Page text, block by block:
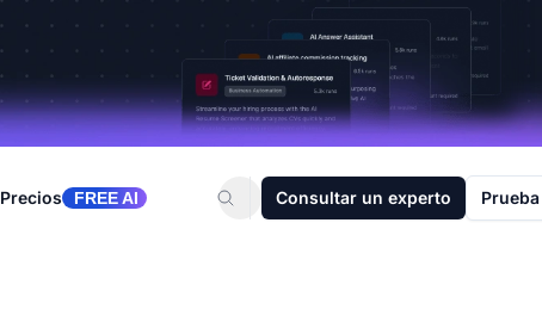
Precios FREE AI Consultar un experto